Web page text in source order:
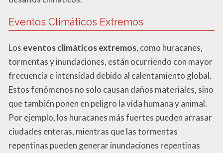
Eventos Climáticos Extremos
Los eventos climáticos extremos, como huracanes,
tormentas y inundaciones, están ocurriendo con mayor
frecuencia e intensidad debido al calentamiento global.
Estos fenómenos no solo causan daños materiales, sino
que también ponen en peligro la vida humana y animal.
Por ejemplo, los huracanes más fuertes pueden arrasar
ciudades enteras, mientras que las tormentas
repentinas pueden generar inundaciones repentinas